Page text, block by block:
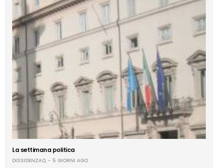
La settimana politica
DISSIDENZAQ 5 GIORNI AGO